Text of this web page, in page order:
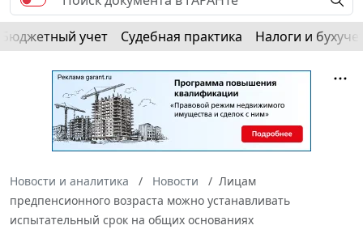
Бюджетный учет Судебная практика Налоги и
Новости и аналитика Новости
Лицам
предпенсионного возраста можно устанавливать
испытательный срок на общих основаниях